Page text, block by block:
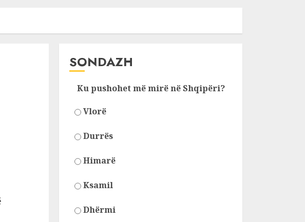
SONDAZH
Ku pushohet më mirë në Shqipëri?
Vlorë
Durrës
Himarë
Ksamil
Dhërmi